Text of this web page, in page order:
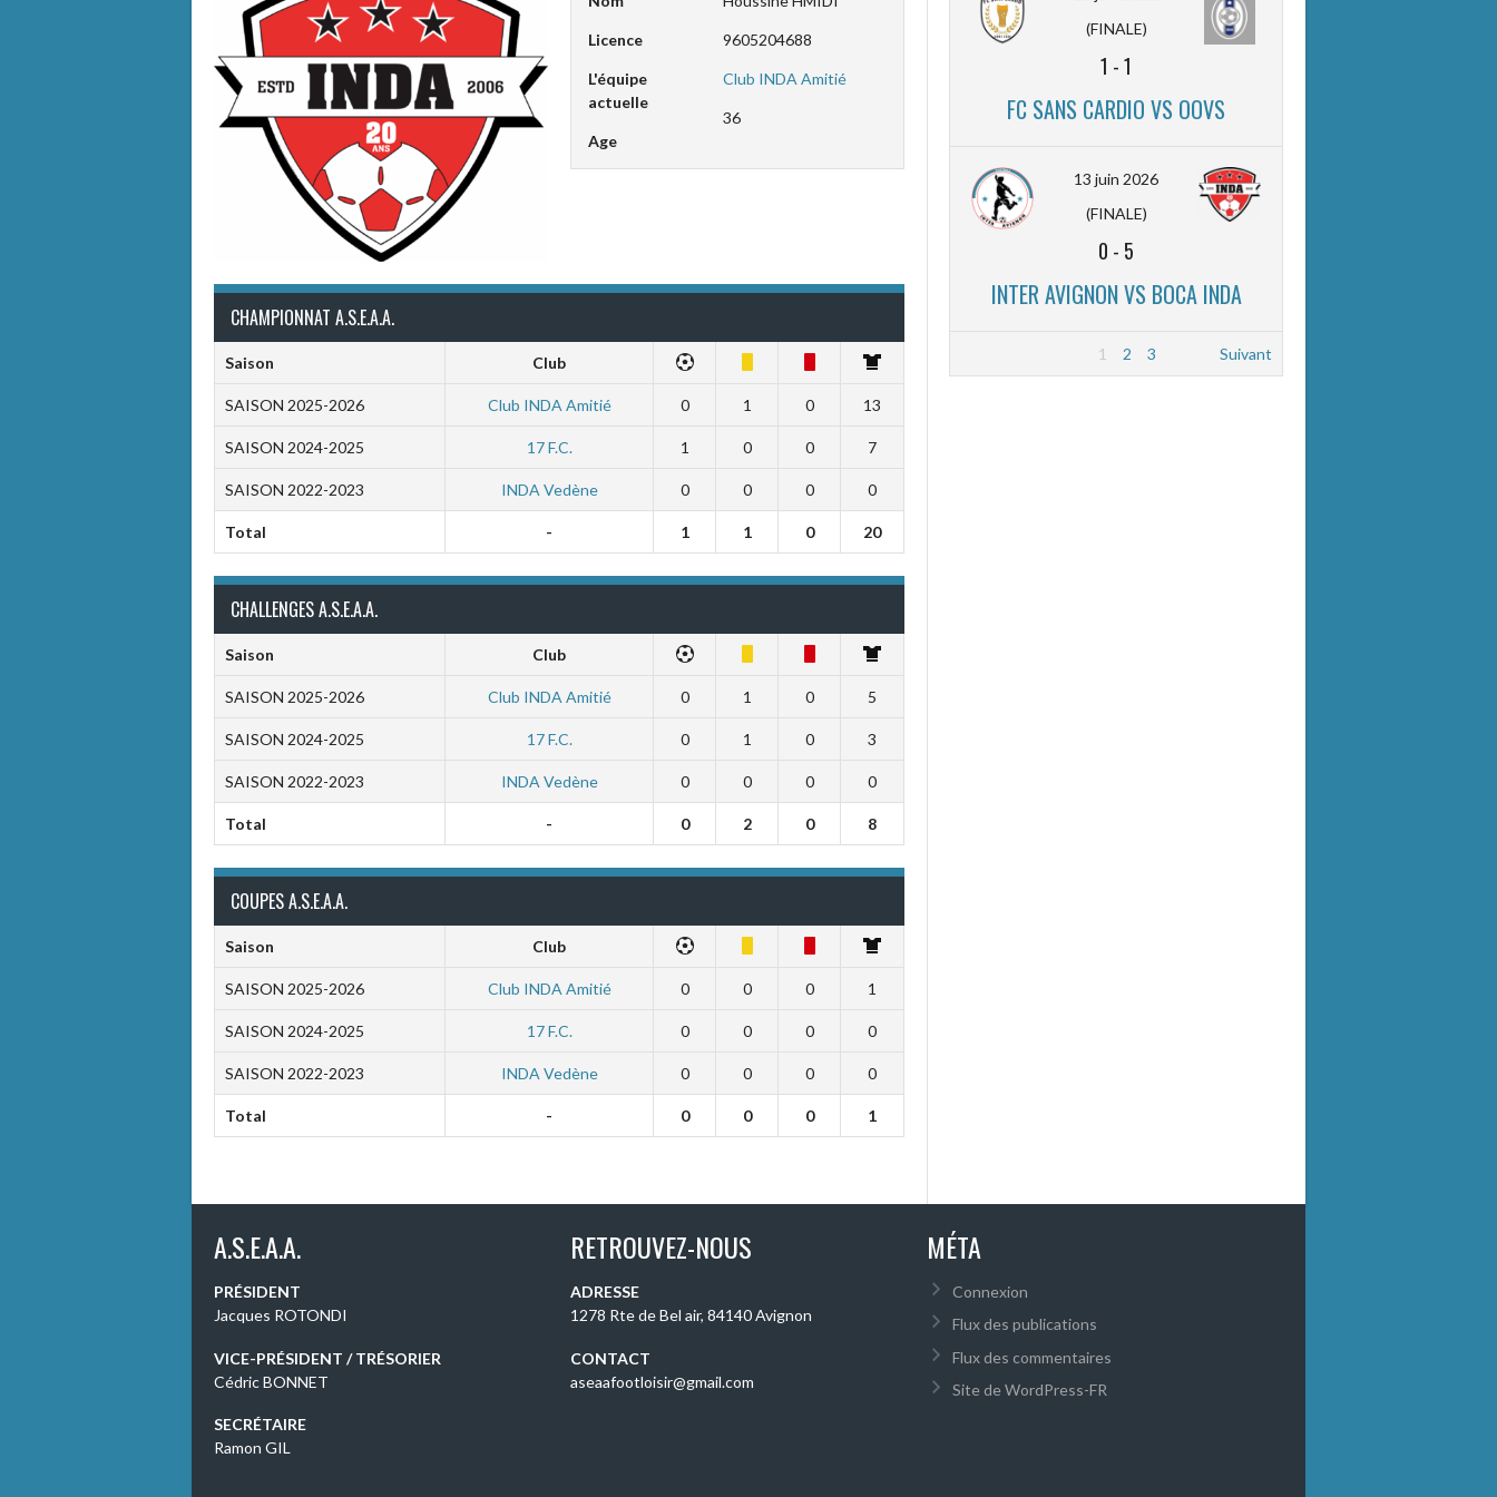
Licence 9605204688
L'équipe
actuelle
Club INDA Amitié
Age
36
CHAMPIONNAT A.S.E.A.A.
Saison Club
SAISON 2025-2026 Club INDA Amitié 0 1 0 13
SAISON 2024-2025 17 F.C. 1 0 0 7
SAISON 2022-2023 INDA Vedène 0 0 0 0
Total - 1 1 0 20
CHALLENGES A.S.E.A.A.
Saison Club
SAISON 2025-2026 Club INDA Amitié 0 1 0 5
SAISON 2024-2025 17 F.C. 0 1 0 3
SAISON 2022-2023 INDA Vedène 0 0 0 0
Total - 0 2 0 8
COUPES A.S.E.A.A.
Saison Club
SAISON 2025-2026 Club INDA Amitié 0 0 0 1
SAISON 2024-2025 17 F.C. 0 0 0 0
SAISON 2022-2023 INDA Vedène 0 0 0 0
Total - 0 0 0 1
(FINALE)
1 -1
FC SANS CARDIO VS OOVS
13 juin 2026
(FINALE)
0 - 5
INTER AVIGNON VS BOCA INDA
1 2 3 Suivant
A.S.E.A.A.
PRÉSIDENT
Jacques ROTONDI
VICE-PRÉSIDENT / TRÉSORIER
Cédric BONNET
SECRÉTAIRE
Ramon GIL
RETROUVEZ-NOUS
ADRESSE
1278 Rte de Bel air, 84140 Avignon
CONTACT
aseaafootloisir@gmail.com
MÉTA
Connexion
Flux des publications
Flux des commentaires
Site de WordPress-FR